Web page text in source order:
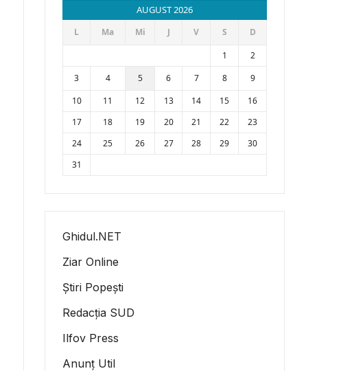
AUGUST 2026
L Ma Mi J V S
D
1
2
3
4 5 6 7 8
9
10
11 12 13 14 15
16
17
18 19 20 21 22
23
24
25 26 27 28 29
30
31
Ghidul.NET
Ziar Online
Știri Popești
Redacția SUD
Ilfov Press
Anunț Util